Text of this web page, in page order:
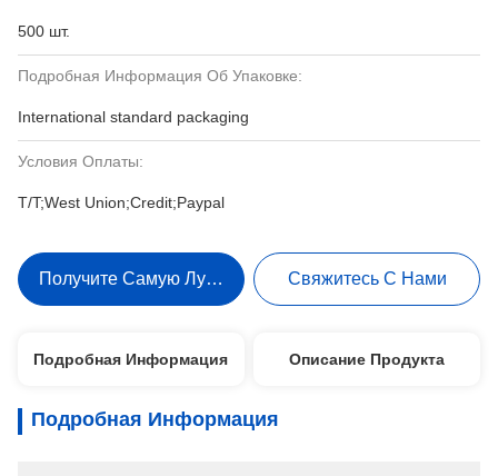
500 шт.
Подробная Информация Об Упаковке:
International standard packaging
Условия Оплаты:
T/T;West Union;Credit;Paypal
Получите Самую Лучшую ЦенуСвяжитесь С Нами
Подробная Информация Описание Продукта
Подробная Информация